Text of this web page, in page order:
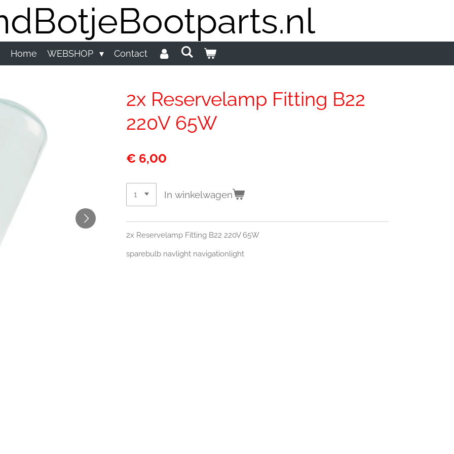
Home WEBSHOP Contact
2x Reservelamp Fitting B22
220V 65W
€ 6,00
In winkelwagen
2x Reservelamp Fitting B22 220V 65W
sparebulb navlight navigationlight